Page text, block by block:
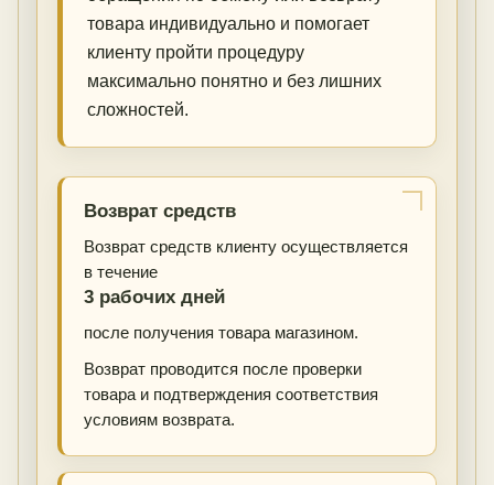
товара индивидуально и помогает
клиенту пройти процедуру
максимально понятно и без лишних
сложностей.
Возврат средств
Возврат средств клиенту осуществляется
в течение
3 рабочих дней
после получения товара магазином.
Возврат проводится после проверки
товара и подтверждения соответствия
условиям возврата.